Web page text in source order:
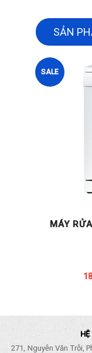
SẢN
SALE
MÁY
271, Nguyễn Văn Trỗi,